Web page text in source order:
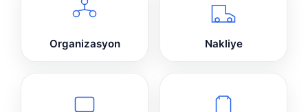
Organizasyon Nakliye